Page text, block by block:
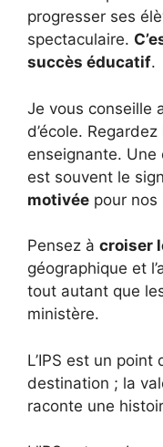
progresser ses
spectaculaire.
succès éducatif.
Je vous conseille
d’école.
enseignante. Une
est souvent le
motivée pour nos
Pensez à croiser
géographique et
tout autant que
ministère.
L’IPS est un
destination ; la
raconte une